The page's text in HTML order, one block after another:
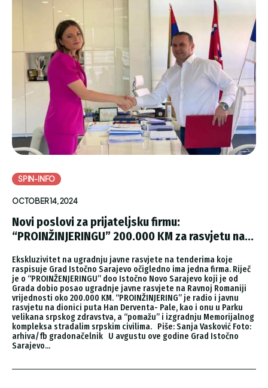
SPIN-INFO
OCTOBER 14, 2024
Novi poslovi za prijateljsku firmu:
“PROINŽINJERINGU” 200.000 KM za rasvjetu na...
Ekskluzivitet na ugradnju javne rasvjete na tenderima koje
raspisuje Grad Istočno Sarajevo očigledno ima jedna firma. Riječ
je o “PROINŽENJERINGU” doo Istočno Novo Sarajevo koji je od
Grada dobio posao ugradnje javne rasvjete na Ravnoj Romaniji
vrijednosti oko 200.000 KM. “PROINŽINJERING” je radio i javnu
rasvjetu na dionici puta Han Derventa- Pale, kao i onu u Parku
velikana srpskog zdravstva, a “pomažu” i izgradnju Memorijalnog
kompleksa stradalim srpskim civilima. Piše: Sanja Vasković Foto:
arhiva/fb gradonačelnik U avgustu ove godine Grad Istočno
Sarajevo...